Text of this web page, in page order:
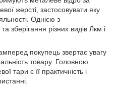
жерсті, застосовувати яку
Однією з
зберігання різних видів Лкм і
покупець звертає увагу
товару. Головною
тари є її практичність і